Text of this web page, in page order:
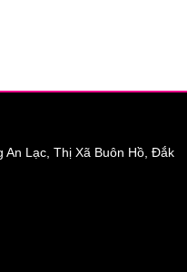
Lạc, Thị Xã Buôn Hồ, Đắk